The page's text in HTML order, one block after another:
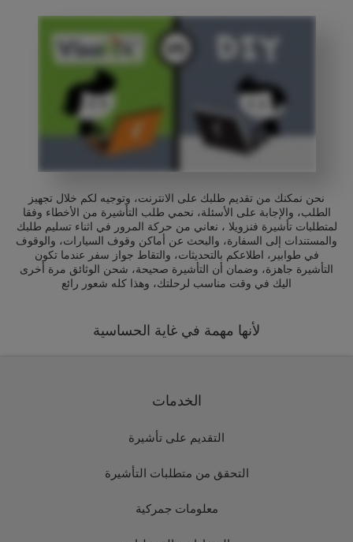
نحن نمكنك من تقديم طلبك على الانترنت، وتوجيه لكم خلال تجهيز
الطلب، والإجابة على الأسئلة، نحمي طلب التأشيرة من الأخطاء وفقا
لمتطلبات تأشيرة فنزويلا ، نعاني من حركة المرور في اثناء تسليم طلبك
والمستندات إلى السفارة، والبحث عن أماكن وقوف السيارات، والوقوف
في طوابير، اطلاعكم بالتحديثات، والتقاط جواز سفر عندما تكون
التأشيرة جاهزة، وضمان أن التأشيرة صحيحة، شحن الوثائق مرة أخرى
اليك في وقت مناسب لرحلتك، وهذا كله شعور رائع
لأنها مهمة في غاية الحساسية
الخدمات
التقديم على تأشيرة
التحقق من متطلبات التأشيرة
معلومات جمركية